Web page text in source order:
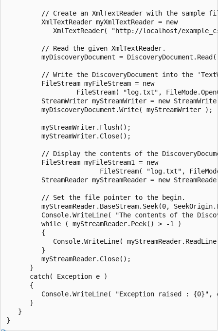
// Create an XmlTextReader with the sample
         XmlTextReader myXmlTextReader = new
XmlTextReader( "http://localhost/
         // Read the given XmlTextReader.
myDiscoveryDocument =
// Write the DiscoveryDocument into the
         FileStream myFileStream = new
FileStream( "log.txt",
StreamWriter myStreamWriter = new
         myDiscoveryDocument.Write( myStreamWriter );
         myStreamWriter.Flush();
         myStreamWriter.Close();
// Display the contents of the
         FileStream myFileStream1 = new
FileStream( "log.txt",
StreamReader myStreamReader = new
         // Set the file pointer to the begin.
myStreamReader.BaseStream.Seek(0,
Console.WriteLine( "The contents of the
         while ( myStreamReader.Peek() > -1 )
         {
Console.WriteLine(
         }
         myStreamReader.Close();
      }
      catch( Exception e )
      {
Console.WriteLine( "Exception raised : {0}",
      }
   }